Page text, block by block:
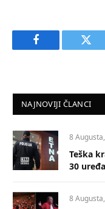
Facebook
NAJNOVIJI ČLANCI
8
Teška
30
8